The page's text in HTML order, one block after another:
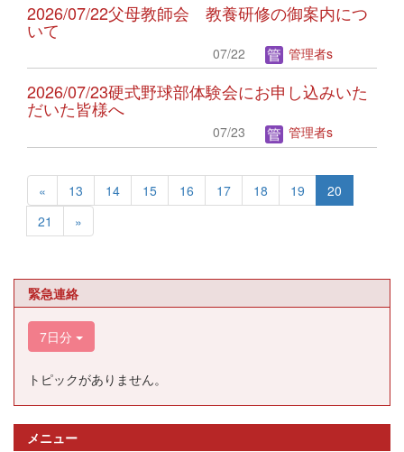
2026/07/22父母教師会 教養研修の御案内につ
いて
07/22 管理者s
2026/07/23硬式野球部体験会にお申し込みいた
だいた皆様へ
07/23 管理者s
« 13 14 15 16 17 18 19
20
21
»
緊急連絡
7日分
トピックがありません。
メニュー